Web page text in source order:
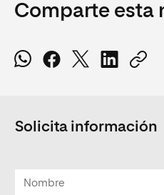
Comparte esta
Solicita información